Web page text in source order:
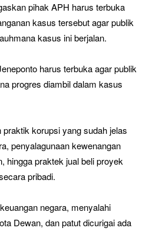
pihak APH harus terbuka
kasus tersebut agar publik
kasus ini berjalan.
harus terbuka agar publik
progres diambil dalam kasus
korupsi yang sudah jelas
penyalagunaan kewenangan
hingga praktek jual beli proyek
pribadi.
negara, menyalahi
Dewan, dan patut dicurigai ada